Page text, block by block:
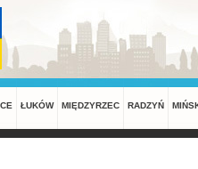
ŁUKÓW MIĘDZYRZEC RADZYŃ